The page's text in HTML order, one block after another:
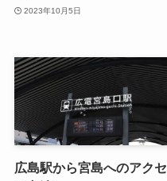
2023年10月5日
広島駅から宮島へのアクセ